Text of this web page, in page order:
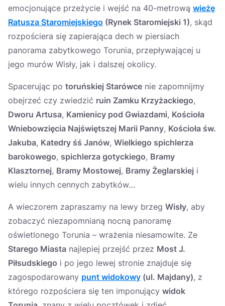
emocjonujące przeżycie i wejść na 40-metrową wieżę
Ratusza Staromiejskiego (Rynek Staromiejski 1), skąd
rozpościera się zapierająca dech w piersiach
panorama zabytkowego Torunia, przepływającej u
jego murów Wisły, jak i dalszej okolicy.
Spacerując po toruńskiej Starówce nie zapomnijmy
obejrzeć czy zwiedzić ruin Zamku Krzyżackiego,
Dworu Artusa, Kamienicy pod Gwiazdami, Kościoła
Wniebowzięcia Najświętszej Marii Panny, Kościoła św.
Jakuba, Katedry śś Janów, Wielkiego spichlerza
barokowego, spichlerza gotyckiego, Bramy
Klasztornej, Bramy Mostowej, Bramy Żeglarskiej i
wielu innych cennych zabytków…
A wieczorem zapraszamy na lewy brzeg Wisły, aby
zobaczyć niezapomnianą nocną panoramę
oświetlonego Torunia – wrażenia niesamowite. Ze
Starego Miasta najlepiej przejść przez Most J.
Piłsudskiego i po jego lewej stronie znajduje się
zagospodarowany punt widokowy (ul. Majdany), z
którego rozpościera się ten imponujący widok